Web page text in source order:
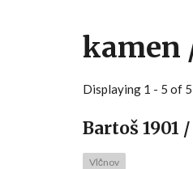
kamen
Displaying 1 - 5 of 5
Bartoš 1901
Vlčnov